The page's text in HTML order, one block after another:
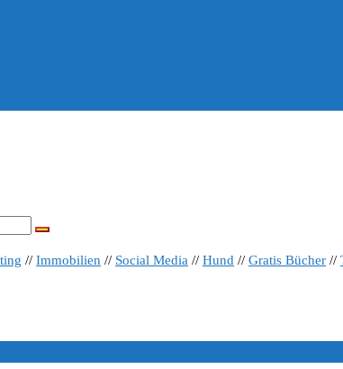
// Immobilien // Social Media // Hund // Gratis Bücher //